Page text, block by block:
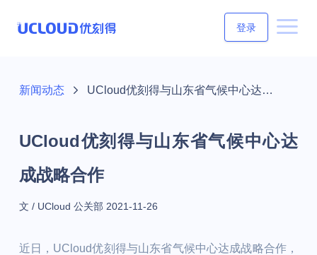
登录
新闻动态 UCloud优刻得与山东省气候中心达成战略合作
UCloud优刻得与山东省气候中心达
成战略合作
文 / UCloud 公关部 2021-11-26
近日，UCloud优刻得与山东省气候中心达成战略合作，